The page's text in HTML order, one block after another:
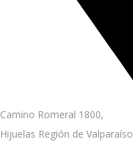
Camino Romeral 1800,
Hijuelas Región de Valparaíso